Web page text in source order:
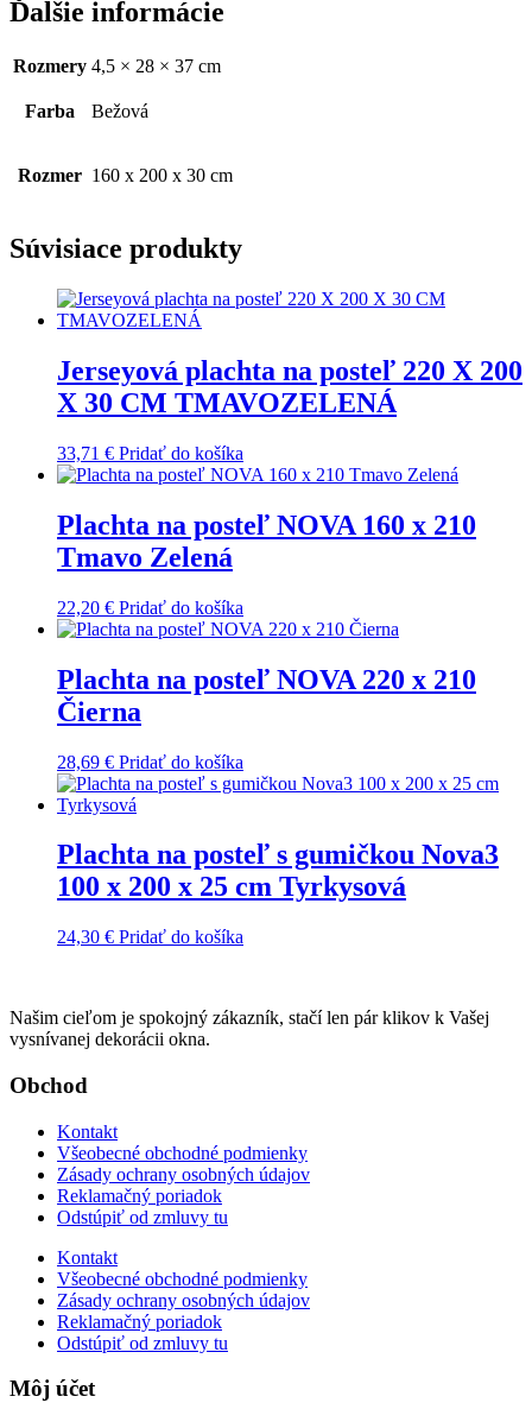
Ďalšie informácie
Rozmery 4,5 × 28 × 37 cm
Farba Bežová
Rozmer 160 x 200 x 30 cm
Súvisiace produkty
Jerseyová plachta na posteľ 220 X 200
X 30 CM TMAVOZELENÁ
33,71 € Pridať do košíka
Plachta na posteľ NOVA 160 x 210
Tmavo Zelená
22,20 € Pridať do košíka
Plachta na posteľ NOVA 220 x 210
Čierna
28,69 € Pridať do košíka
Plachta na posteľ s gumičkou Nova3
100 x 200 x 25 cm Tyrkysová
24,30 € Pridať do košíka
Našim cieľom je spokojný zákazník, stačí len pár klikov k Vašej
vysnívanej dekorácii okna.
Obchod
Kontakt
Všeobecné obchodné podmienky
Zásady ochrany osobných údajov
Reklamačný poriadok
Odstúpiť od zmluvy tu
Kontakt
Všeobecné obchodné podmienky
Zásady ochrany osobných údajov
Reklamačný poriadok
Odstúpiť od zmluvy tu
Môj účet